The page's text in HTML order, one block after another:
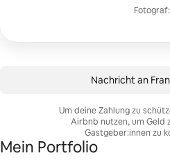
Nachricht an
Um deine Zahlung zu
Airbnb nutzen, um Geld
Gastgeber:innen zu
Mein Portfolio